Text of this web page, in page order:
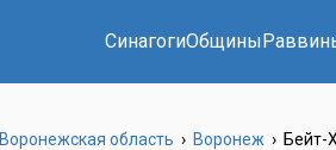
СинагогиОбщины
Воронежская область › Воронеж › Бейт-